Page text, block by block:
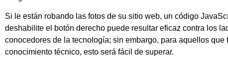
Si le están robando las fotos de su sitio web, un código
deshabilite el botón derecho puede resultar eficaz contra los
conocedores de la tecnología; sin embargo, para aquellos que
conocimiento técnico, esto será fácil de superar.